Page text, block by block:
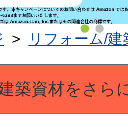
> リフォーム/建
築資材をさら